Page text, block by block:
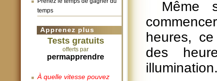
temps
Apprenez plus
Tests gratuits
offerts par
permapprendre
À quelle vitesse pouvez
Même
heures,
des